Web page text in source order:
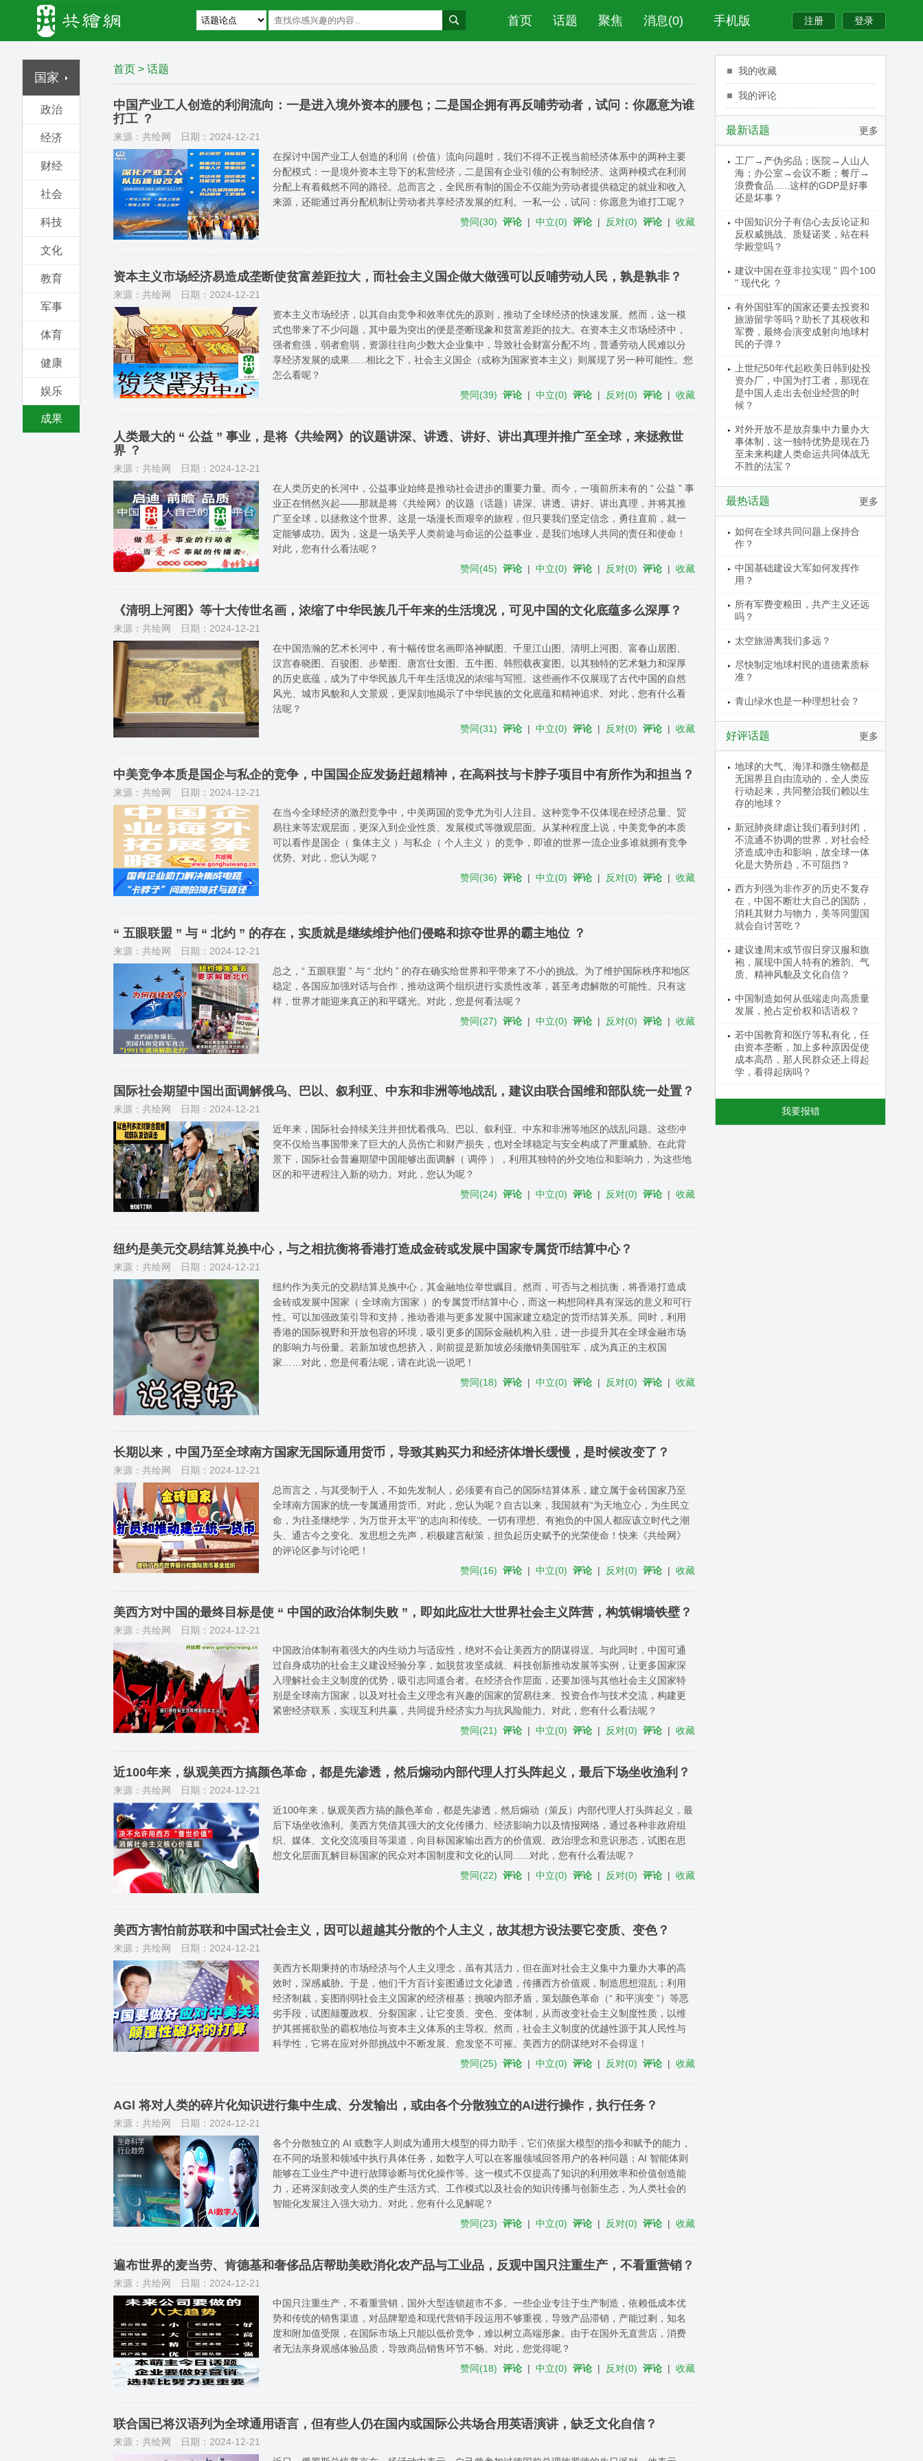
首页 话题 聚焦 消息(0) 手机版
国家
政治
经济
财经
社会
科技
文化
教育
军事
体育
健康
娱乐
成果
首页 >话题
中国产业工人创造的利润流向：一是进入境外资本的腰包；二是国企拥有再反哺劳动者，试问：你愿意为谁
打工 ？
来源：共绘网
日期：2024-12-21
在探讨中国产业工人创造的利润（价值）流向问题时，我们不得不正视当前经济体系中的两种主要
分配模式：一是境外资本主导下的私营经济，二是国有企业引领的公有制经济。这两种模式在利润
分配上有着截然不同的路径。总而言之，全民所有制的国企不仅能为劳动者提供稳定的就业和收入
来源，还能通过再分配机制让劳动者共享经济发展的红利。一私一公，试问：你愿意为谁打工呢？
赞同(30) 评论 |中立(0) 评论 | 反对(0) 评论 |收藏
资本主义市场经济易造成垄断使贫富差距拉大，而社会主义国企做大做强可以反哺劳动人民，孰是孰非？
来源：共绘网
日期：2024-12-21
资本主义市场经济，以其自由竞争和效率优先的原则，推动了全球经济的快速发展。然而，这一模
式也带来了不少问题，其中最为突出的便是垄断现象和贫富差距的拉大。在资本主义市场经济中，
强者愈强，弱者愈弱，资源往往向少数大企业集中，导致社会财富分配不均，普通劳动人民难以分
享经济发展的成果......相比之下，社会主义国企（或称为国家资本主义）则展现了另一种可能性。您
怎么看呢？
赞同(39) 评论 |中立(0) 评论 | 反对(0) 评论 |收藏
人类最大的 “ 公益 ” 事业，是将《共绘网》的议题讲深、讲透、讲好、讲出真理并推广至全球，来拯救世
界 ？
来源：共绘网
日期：2024-12-21
在人类历史的长河中，公益事业始终是推动社会进步的重要力量。而今，一项前所未有的 “ 公益 ” 事
业正在悄然兴起——那就是将《共绘网》的议题（话题）讲深、讲透、讲好、讲出真理，并将其推
广至全球，以拯救这个世界。这是一场漫长而艰辛的旅程，但只要我们坚定信念，勇往直前，就一
定能够成功。因为，这是一场关乎人类前途与命运的公益事业，是我们地球人共同的责任和使命！
对此，您有什么看法呢？
赞同(45) 评论 |中立(0) 评论 | 反对(0) 评论 |收藏
《清明上河图》等十大传世名画，浓缩了中华民族几千年来的生活境况，可见中国的文化底蕴多么深厚？
来源：共绘网
日期：2024-12-21
在中国浩瀚的艺术长河中，有十幅传世名画即洛神赋图、千里江山图、清明上河图、富春山居图、
汉宫春晓图、百骏图、步辇图、唐宫仕女图、五牛图、韩熙载夜宴图。以其独特的艺术魅力和深厚
的历史底蕴，成为了中华民族几千年生活境况的浓缩与写照。这些画作不仅展现了古代中国的自然
风光、城市风貌和人文景观，更深刻地揭示了中华民族的文化底蕴和精神追求。对此，您有什么看
法呢？
赞同(31) 评论 |中立(0) 评论 | 反对(0) 评论 |收藏
中美竞争本质是国企与私企的竞争，中国国企应发扬赶超精神，在高科技与卡脖子项目中有所作为和担当？
来源：共绘网
日期：2024-12-21
在当今全球经济的激烈竞争中，中美两国的竞争尤为引人注目。这种竞争不仅体现在经济总量、贸
易往来等宏观层面，更深入到企业性质、发展模式等微观层面。从某种程度上说，中美竞争的本质
可以看作是国企（ 集体主义 ）与私企（ 个人主义 ）的竞争，即谁的世界一流企业多谁就拥有竞争
优势。对此，您认为呢？
赞同(36) 评论 |中立(0) 评论 | 反对(0) 评论 |收藏
“ 五眼联盟 ” 与 “ 北约 ” 的存在，实质就是继续维护他们侵略和掠夺世界的霸主地位 ？
来源：共绘网
日期：2024-12-21
总之，“ 五眼联盟 ” 与 “ 北约 ” 的存在确实给世界和平带来了不小的挑战。为了维护国际秩序和地区
稳定，各国应加强对话与合作，推动这两个组织进行实质性改革，甚至考虑解散的可能性。只有这
样，世界才能迎来真正的和平曙光。对此，您是何看法呢？
赞同(27) 评论 |中立(0) 评论 | 反对(0) 评论 |收藏
国际社会期望中国出面调解俄乌、巴以、叙利亚、中东和非洲等地战乱，建议由联合国维和部队统一处置？
来源：共绘网
日期：2024-12-21
近年来，国际社会持续关注并担忧着俄乌、巴以、叙利亚、中东和非洲等地区的战乱问题。这些冲
突不仅给当事国带来了巨大的人员伤亡和财产损失，也对全球稳定与安全构成了严重威胁。在此背
景下，国际社会普遍期望中国能够出面调解（ 调停 ），利用其独特的外交地位和影响力，为这些地
区的和平进程注入新的动力。对此，您认为呢？
赞同(24) 评论 |中立(0) 评论 | 反对(0) 评论 |收藏
纽约是美元交易结算兑换中心，与之相抗衡将香港打造成金砖或发展中国家专属货币结算中心？
来源：共绘网
日期：2024-12-21
纽约作为美元的交易结算兑换中心，其金融地位举世瞩目。然而，可否与之相抗衡，将香港打造成
金砖或发展中国家（ 全球南方国家 ）的专属货币结算中心，而这一构想同样具有深远的意义和可行
性。可以加强政策引导和支持，推动香港与更多发展中国家建立稳定的货币结算关系。同时，利用
香港的国际视野和开放包容的环境，吸引更多的国际金融机构入驻，进一步提升其在全球金融市场
的影响力与份量。若新加坡也想挤入，则前提是新加坡必须撤销美国驻军，成为真正的主权国
家……对此，您是何看法呢，请在此说一说吧！
赞同(18) 评论 |中立(0) 评论 | 反对(0) 评论 |收藏
长期以来，中国乃至全球南方国家无国际通用货币，导致其购买力和经济体增长缓慢，是时候改变了？
来源：共绘网
日期：2024-12-21
总而言之，与其受制于人，不如先发制人，必须要有自己的国际结算体系，建立属于金砖国家乃至
全球南方国家的统一专属通用货币。对此，您认为呢？自古以来，我国就有“为天地立心，为生民立
命，为往圣继绝学，为万世开太平”的志向和传统。一切有理想、有抱负的中国人都应该立时代之潮
头、通古今之变化、发思想之先声，积极建言献策，担负起历史赋予的光荣使命！快来《共绘网》
的评论区参与讨论吧！
赞同(16) 评论 |中立(0) 评论 | 反对(0) 评论 |收藏
美西方对中国的最终目标是使 “ 中国的政治体制失败 ”，即如此应壮大世界社会主义阵营，构筑铜墙铁壁？
来源：共绘网
日期：2024-12-21
中国政治体制有着强大的内生动力与适应性，绝对不会让美西方的阴谋得逞。与此同时，中国可通
过自身成功的社会主义建设经验分享，如脱贫攻坚成就、科技创新推动发展等实例，让更多国家深
入理解社会主义制度的优势，吸引志同道合者。在经济合作层面，还要加强与其他社会主义国家特
别是全球南方国家，以及对社会主义理念有兴趣的国家的贸易往来、投资合作与技术交流，构建更
紧密经济联系，实现互利共赢，共同提升经济实力与抗风险能力。对此，您有什么看法呢？
赞同(21) 评论 |中立(0) 评论 | 反对(0) 评论 |收藏
近100年来，纵观美西方搞颜色革命，都是先渗透，然后煽动内部代理人打头阵起义，最后下场坐收渔利？
来源：共绘网
日期：2024-12-21
近100年来，纵观美西方搞的颜色革命，都是先渗透，然后煽动（策反）内部代理人打头阵起义，最
后下场坐收渔利。美西方凭借其强大的文化传播力、经济影响力以及情报网络，通过各种非政府组
织、媒体、文化交流项目等渠道，向目标国家输出西方的价值观、政治理念和意识形态，试图在思
想文化层面瓦解目标国家的民众对本国制度和文化的认同......对此，您有什么看法呢？
赞同(22) 评论 |中立(0) 评论 | 反对(0) 评论 |收藏
美西方害怕前苏联和中国式社会主义，因可以超越其分散的个人主义，故其想方设法要它变质、变色？
来源：共绘网
日期：2024-12-21
美西方长期秉持的市场经济与个人主义理念，虽有其活力，但在面对社会主义集中力量办大事的高
效时，深感威胁。于是，他们千方百计妄图通过文化渗透，传播西方价值观，制造思想混乱；利用
经济制裁，妄图削弱社会主义国家的经济根基；挑唆内部矛盾，策划颜色革命（“ 和平演变 ”）等恶
劣手段，试图颠覆政权、分裂国家，让它变质、变色、变体制，从而改变社会主义制度性质，以维
护其摇摇欲坠的霸权地位与资本主义体系的主导权。然而，社会主义制度的优越性源于其人民性与
科学性，它将在应对外部挑战中不断发展、愈发坚不可摧。美西方的阴谋绝对不会得逞！
赞同(25) 评论 |中立(0) 评论 | 反对(0) 评论 |收藏
AGl 将对人类的碎片化知识进行集中生成、分发输出，或由各个分散独立的Al进行操作，执行任务？
来源：共绘网
日期：2024-12-21
各个分散独立的 AI 或数字人则成为通用大模型的得力助手，它们依据大模型的指令和赋予的能力，
在不同的场景和领域中执行具体任务，如数字人可以在客服领域回答用户的各种问题；AI 智能体则
能够在工业生产中进行故障诊断与优化操作等。这一模式不仅提高了知识的利用效率和价值创造能
力，还将深刻改变人类的生产生活方式、工作模式以及社会的知识传播与创新生态，为人类社会的
智能化发展注入强大动力。对此，您有什么见解呢？
赞同(23) 评论 |中立(0) 评论 | 反对(0) 评论 |收藏
遍布世界的麦当劳、肯德基和奢侈品店帮助美欧消化农产品与工业品，反观中国只注重生产，不看重营销？
来源：共绘网
日期：2024-12-21
中国只注重生产，不看重营销，国外大型连锁超市不多。一些企业专注于生产制造，依赖低成本优
势和传统的销售渠道，对品牌塑造和现代营销手段运用不够重视，导致产品滞销，产能过剩，知名
度和附加值受限，在国际市场上只能以低价竞争，难以树立高端形象。由于在国外无直营店，消费
者无法亲身观感体验品质，导致商品销售环节不畅。对此，您觉得呢？
赞同(18) 评论 |中立(0) 评论 | 反对(0) 评论 |收藏
联合国已将汉语列为全球通用语言，但有些人仍在国内或国际公共场合用英语演讲，缺乏文化自信？
来源：共绘网
日期：2024-12-21
我的收藏
我的评论
更多
最新话题
工厂→产伪劣品；医院→人山人
海；办公室→会议不断；餐厅→
浪费食品......这样的GDP是好事
还是坏事？
中国知识分子有信心去反论证和
反权威挑战、质疑诺奖，站在科
学殿堂吗？
建议中国在亚非拉实现 " 四个100
" 现代化 ？
有外国驻军的国家还要去投资和
旅游留学等吗？助长了其税收和
军费，最终会演变成射向地球村
民的子弹？
上世纪50年代起欧美日韩到处投
资办厂，中国为打工者，那现在
是中国人走出去创业经营的时
候？
对外开放不是放弃集中力量办大
事体制，这一独特优势是现在乃
至未来构建人类命运共同体战无
不胜的法宝？
更多
最热话题
如何在全球共同问题上保持合
作？
中国基础建设大军如何发挥作
用？
所有军费变粮田，共产主义还远
吗？
太空旅游离我们多远？
尽快制定地球村民的道德素质标
准？
青山绿水也是一种理想社会？
更多
好评话题
地球的大气、海洋和微生物都是
无国界且自由流动的，全人类应
行动起来，共同整治我们赖以生
存的地球？
新冠肺炎肆虐让我们看到封闭，
不流通不协调的世界，对社会经
济造成冲击和影响，故全球一体
化是大势所趋，不可阻挡？
西方列强为非作歹的历史不复存
在，中国不断壮大自己的国防，
消耗其财力与物力，美等同盟国
就会自讨苦吃？
建议逢周末或节假日穿汉服和旗
袍，展现中国人特有的雅韵、气
质、精神风貌及文化自信？
中国制造如何从低端走向高质量
发展，抢占定价权和话语权？
若中国教育和医疗等私有化，任
由资本垄断，加上多种原因促使
成本高昂，那人民群众还上得起
学，看得起病吗？
我要报错